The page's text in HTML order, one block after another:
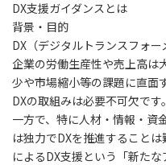
DX支援ガイダンスとは
背景・目的
DX（デジタルトランスフォ
企業の労働生産性や売上高は
少や市場縮小等の課題に直面
DXの取組みは必要不可欠です。
一方で、特に人材・情報・資
は独力でDXを推進すること
によるDX支援という「新た